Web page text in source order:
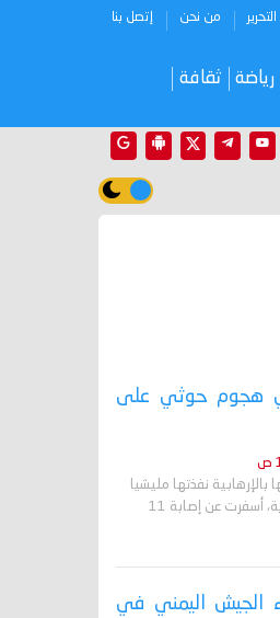
من نحن إتصل بنا
رياضة ثقافة
11 مدنيًا في هجوم حوثي على
بالإرهابية نفذتها مليشيا
الحوثي على منطقة نجران في السعودية، أسفرت عن إصابة 11
الجيش اليمني في